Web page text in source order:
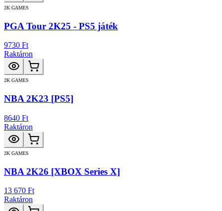
2K GAMES
PGA Tour 2K25 - PS5 játék
9730 Ft
Raktáron
2K GAMES
NBA 2K23 [PS5]
8640 Ft
Raktáron
2K GAMES
NBA 2K26 [XBOX Series X]
13 670 Ft
Raktáron